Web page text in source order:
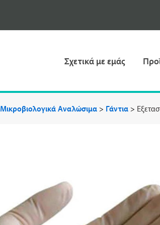
Σχετικά με εμάς
Μικροβιολογικά Αναλώσιμα > Γάντια >